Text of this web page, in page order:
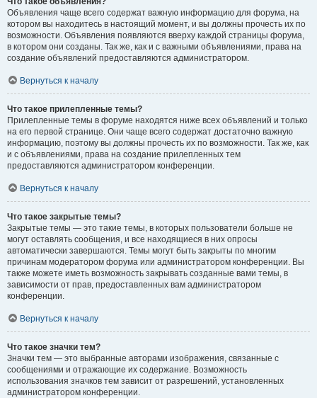
Объявления чаще всего содержат важную информацию для форума, на
котором вы находитесь в настоящий момент, и вы должны прочесть их по
возможности. Объявления появляются вверху каждой страницы форума,
в котором они созданы. Так же, как и с важными объявлениями, права на
создание объявлений предоставляются администратором.
Вернуться к началу
Что такое прилепленные темы?
Прилепленные темы в форуме находятся ниже всех объявлений и только
на его первой странице. Они чаще всего содержат достаточно важную
информацию, поэтому вы должны прочесть их по возможности. Так же, как
и с объявлениями, права на создание прилепленных тем
предоставляются администратором конференции.
Вернуться к началу
Что такое закрытые темы?
Закрытые темы — это такие темы, в которых пользователи больше не
могут оставлять сообщения, и все находящиеся в них опросы
автоматически завершаются. Темы могут быть закрыты по многим
причинам модератором форума или администратором конференции. Вы
также можете иметь возможность закрывать созданные вами темы, в
зависимости от прав, предоставленных вам администратором
конференции.
Вернуться к началу
Что такое значки тем?
Значки тем — это выбранные авторами изображения, связанные с
сообщениями и отражающие их содержание. Возможность
использования значков тем зависит от разрешений, установленных
администратором конференции.